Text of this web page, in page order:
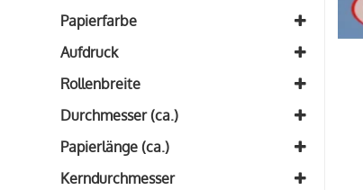
Innenseite
Papierfarbe
Weiß
Aufdruck
blanko (1)
Rollenbreite
Breite: 85mm (1)
Durchmesser (ca.)
Durchmesser: 70mm
Papierlänge (ca.)
Länge: 54m (1)
Kerndurchmesser